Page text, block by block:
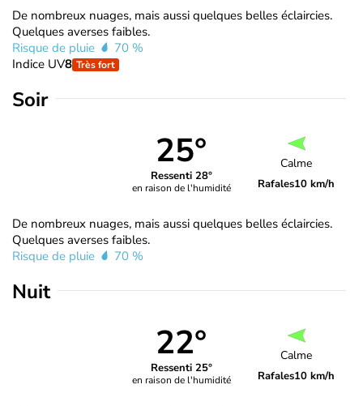
De nombreux nuages, mais aussi quelques belles éclaircies.
Quelques averses faibles.
Risque de pluie
70 %
Indice UV8 Très fort
Soir
25°
Ressenti 28°
en raison de l'humidité
Calme
Rafales10 km/h
De nombreux nuages, mais aussi quelques belles éclaircies.
Quelques averses faibles.
Risque de pluie
70 %
Nuit
22°
Ressenti 25°
en raison de l'humidité
Calme
Rafales10 km/h